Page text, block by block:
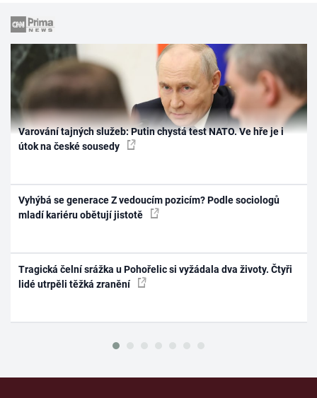
Varování tajných služeb: Putin chystá test NATO. Ve hře je i
útok na české sousedy
Vyhýbá se generace Z vedoucím pozicím? Podle sociologů
mladí kariéru obětují jistotě
Tragická čelní srážka u Pohořelic si vyžádala dva životy. Čtyři
lidé utrpěli těžká zranění